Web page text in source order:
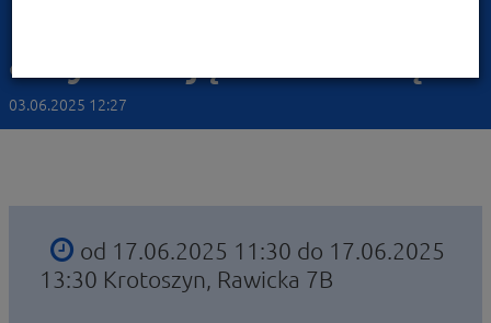
aktywizację zawodową"
03.06.2025 12:27
od 17.06.2025 11:30 do 17.06.2025
13:30 Krotoszyn, Rawicka 7B